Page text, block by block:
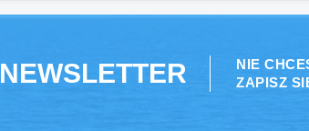
NEWSLETTER
NIE
ZAPISZ